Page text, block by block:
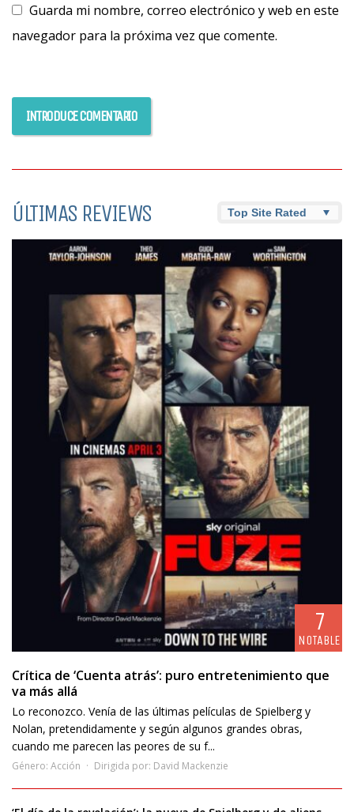
Guarda mi nombre, correo electrónico y web en este
navegador para la próxima vez que comente.
ÚLTIMAS REVIEWS
7
NOTABLE
Crítica de ‘Cuenta atrás’: puro entretenimiento que
va más allá
Lo reconozco. Venía de las últimas películas de Spielberg y
Nolan, pretendidamente y según algunos grandes obras,
cuando me parecen las peores de su f...
Género: Acción Dirigida por: David Mackenzie